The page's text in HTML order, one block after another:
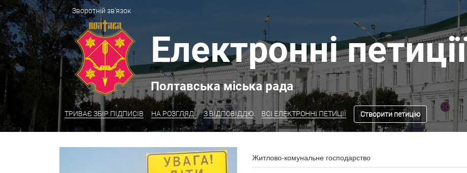
Зворотній зв'язок
Електронні петиції
Полтавська міська рада
ТРИВАЄ ЗБІР ПІДПИСІВ НА РОЗГЛЯДІ З ВІДПОВІДДЮ ВСІ ЕЛЕКТРОННІ ПЕТИЦІЇ Створити петицію
Житлово-комунальне господарство